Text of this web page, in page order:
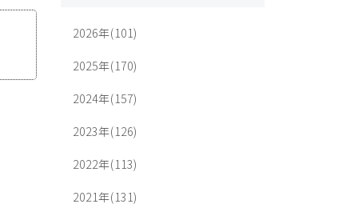
2026年(101)
2025年(170)
2024年(157)
2023年(126)
2022年(113)
2021年(131)